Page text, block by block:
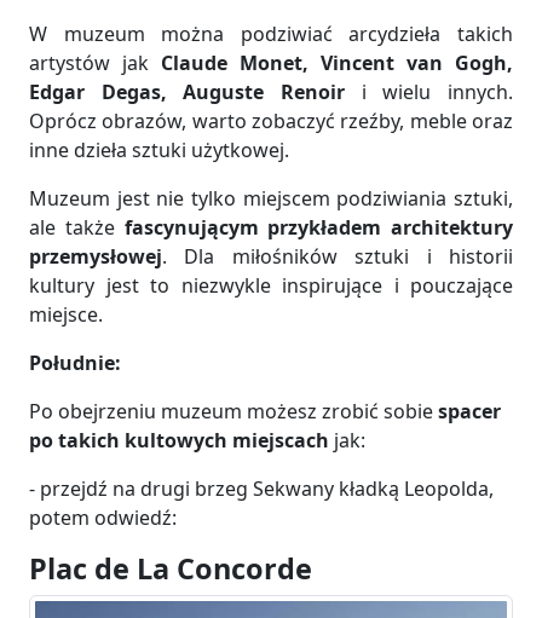
W muzeum można podziwiać arcydzieła takich
artystów jak Claude Monet, Vincent van Gogh,
Edgar Degas, Auguste Renoir i wielu innych.
Oprócz obrazów, warto zobaczyć rzeźby, meble oraz
inne dzieła sztuki użytkowej.
Muzeum jest nie tylko miejscem podziwiania sztuki,
ale także fascynującym przykładem architektury
przemysłowej. Dla miłośników sztuki i historii
kultury jest to niezwykle inspirujące i pouczające
miejsce.
Południe:
Po obejrzeniu muzeum możesz zrobić sobiespacer
po takich kultowych miejscach jak:
- przejdź na drugi brzeg Sekwany kładką Leopolda,
potem odwiedź:
Plac de La Concorde